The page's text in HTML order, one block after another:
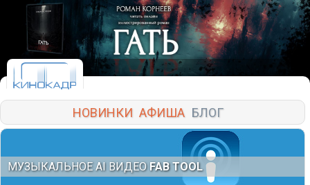
НОВИНКИ АФИША БЛОГ
МУЗЫКАЛЬНОЕ AI ВИДЕО FAB TOOL